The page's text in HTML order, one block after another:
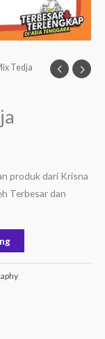
Tedja
produk dari Krisna
Terbesar dan